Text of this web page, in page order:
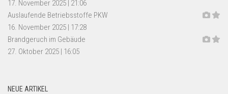
17. November 2025 | 21:06
Auslaufende Betriebsstoffe PKW
16. November 2025 | 17:28
Brandgeruch im Gebäude
27. Oktober 2025 | 16:05
NEUE ARTIKEL